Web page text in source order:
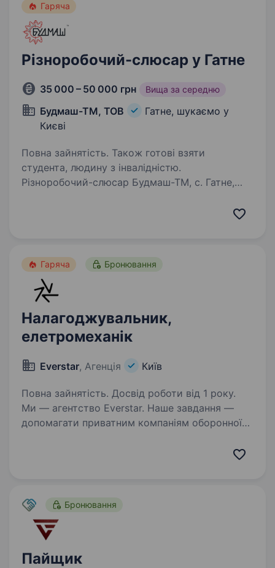
Гаряча
Різноробочий-слюсар у Гатне
35 000 – 50 000 грн Вища за середню
Будмаш-ТМ, ТОВ
Гатне, шукаємо у
Києві
Повна зайнятість. Також готові взяти
студента, людину з інвалідністю.
Різноробочий-слюсар Будмаш-ТМ, с. Гатне,
(свердлити, пиляти,…
Гаряча Бронювання
Налагоджувальник,
елетромеханік
Everstar, Агенція Київ
Повна зайнятість. Досвід роботи від 1 року.
Ми — агентство Everstar. Наше завдання —
допомагати приватним компаніям оборонної
та наближати нашу перемогу. Один з наших
Бронювання
Пайщик